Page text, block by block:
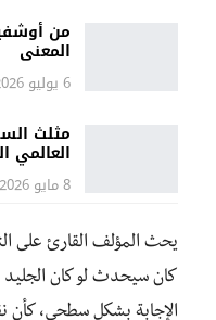
من
المعنى
6 يوليو 2026
مثلث
العالمي
8 مايو 2026
يحث المؤلف القارئ على
كان سيحدث لو كان الجليد
الإجابة بشكل سطحي، كأن